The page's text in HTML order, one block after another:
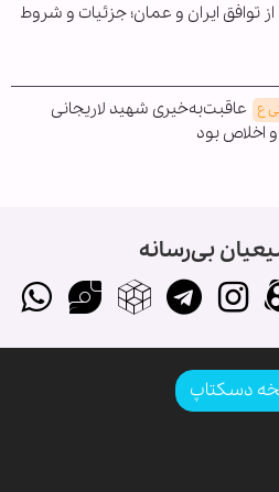
از توافق ایران و عمان؛ جزئیات و شروط
ع عاقبت‌به‌خیری شهید لاریجانی
اخلاص بود
بی‌رسانه
دسکتاپ